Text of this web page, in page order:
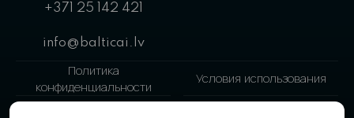
+371 25 142 421
info@balticai.lv
Политика
конфиденциальности
Условия использования